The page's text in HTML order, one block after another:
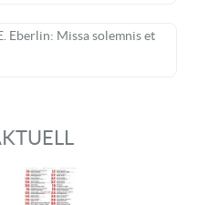
Eberlin: Missa solemnis et